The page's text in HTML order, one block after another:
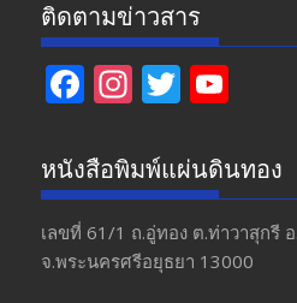
ติดตามข่าวสาร
F
ac
e
b
o
o
In
st
a
gr
a
m
T
w
itt
er
u
T
u
b
หนังสือพิมพ์แผ่นดินทอง
เลขที่ 61/1 ถ.อู่ทอง​ ต.​ท่าวาสุกรี​
จ.พระนครศรีอยุธยา 13000